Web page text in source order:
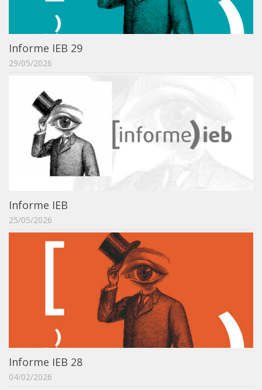
Auxílio Financeiro
Exame de Qualificação
Depósito da Dissertação
Dissertação Corrigida
Orientadores
Credenciamento / Recredenciamento de Orientador
Credenciamento / Recredenciamento de Disciplina
Notícias da Pós
Dissertações Defendidas
Disciplinas de Pós-Graduação
1° semestre
Informações aos Alunos
IEBinário
Informe IEB 29
29/05/2026
Informe IEB
25/05/2026
Informe IEB 28
04/02/2026